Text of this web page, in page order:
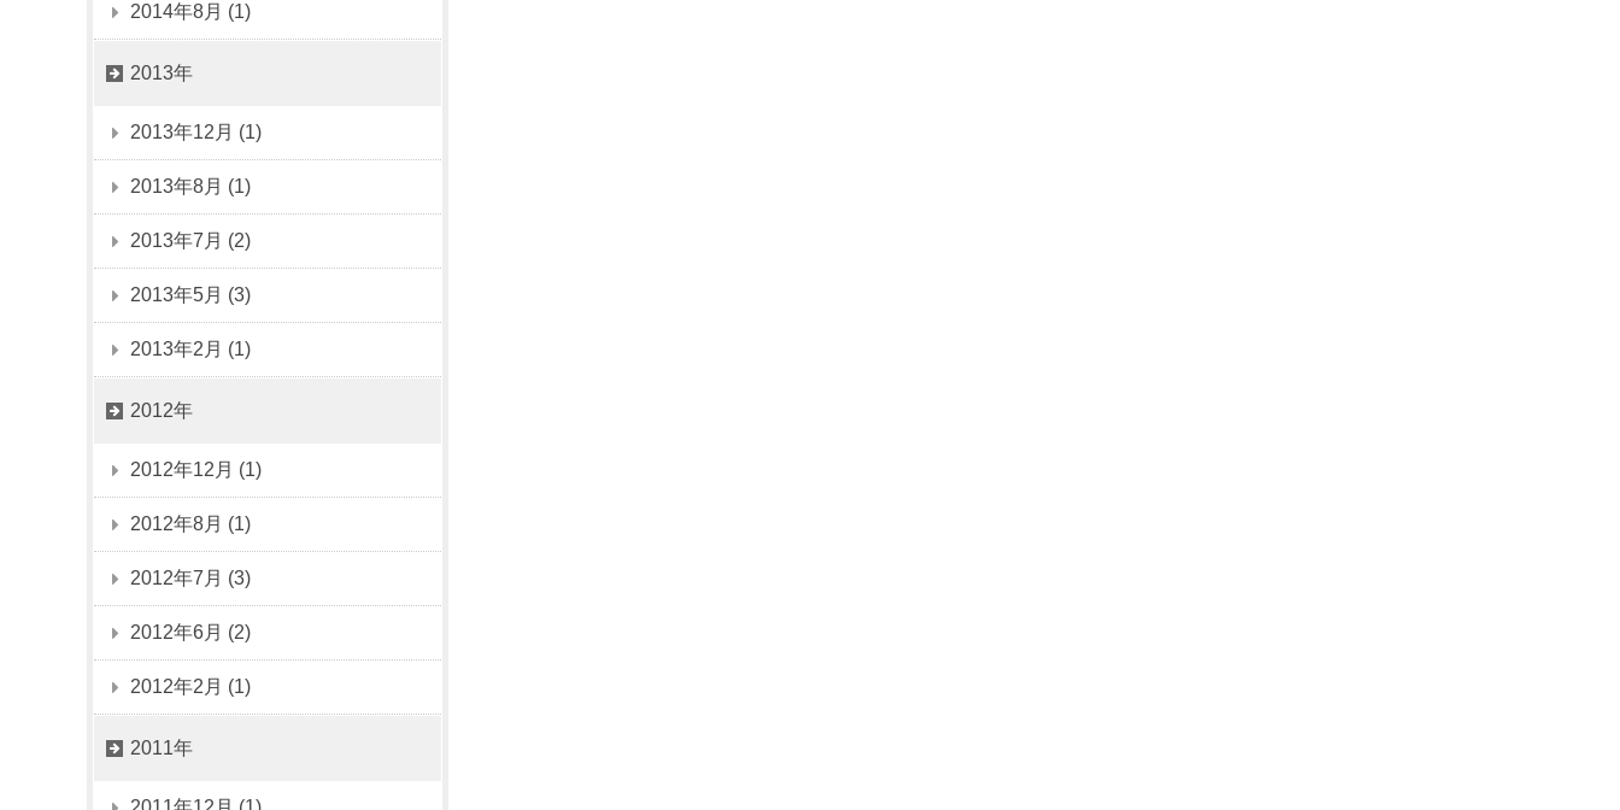
2014年8月 (1)
2013年
2013年12月 (1)
2013年8月 (1)
2013年7月 (2)
2013年5月 (3)
2013年2月 (1)
2012年
2012年12月 (1)
2012年8月 (1)
2012年7月 (3)
2012年6月 (2)
2012年2月 (1)
2011年